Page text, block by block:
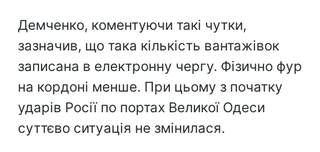
Демченко, коментуючи такі чутки,
зазначив, що така кількість вантажівок
записана в електронну чергу. Фізично фур
на кордоні менше. При цьому з початку
ударів Росії по портах Великої Одеси
суттєво ситуація не змінилася.